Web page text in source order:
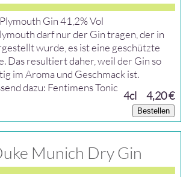
Plymouth Gin 41,2% Vol
darf nur der Gin tragen, der in
wurde, es ist eine geschützte
Das resultiert daher, weil der Gin so
im Aroma und Geschmack ist.
dazu: Fentimens Tonic
4cl 4,20 €
Bestellen
Munich Dry Gin